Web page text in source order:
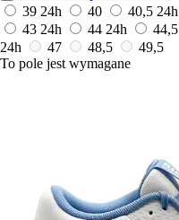
39 24h 40 40,5 24h
43 24h 44 24h 44,5
24h
47 48,5
49,5
To pole jest wymagane